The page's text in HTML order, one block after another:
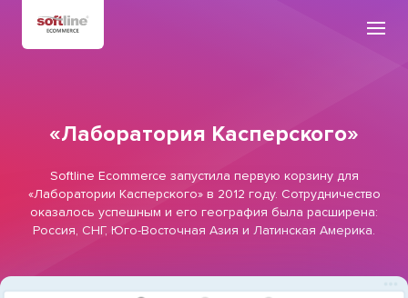
«Лаборатория Касперского»
Softline Ecommerce запустила первую корзину для
«Лаборатории Касперского» в 2012 году. Сотрудничество
оказалось успешным и его география была расширена:
Россия, СНГ, Юго-Восточная Азия и Латинская Америка.